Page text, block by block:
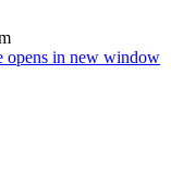
opens in new window